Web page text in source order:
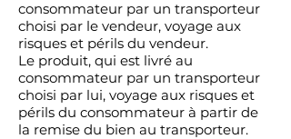
consommateur par un transporteur
choisi par le vendeur, voyage aux
risques et périls du vendeur.
Le produit, qui est livré au
consommateur par un transporteur
choisi par lui, voyage aux risques et
périls du consommateur à partir de
la remise du bien au transporteur.